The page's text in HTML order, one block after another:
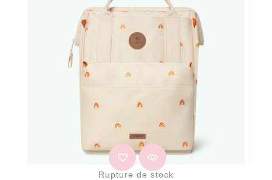
Rupture de stock